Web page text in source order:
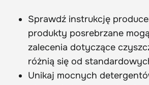
Sprawdź instrukcję
produkty posrebrzane
zalecenia dotyczące
różnią się od
Unikaj mocnych